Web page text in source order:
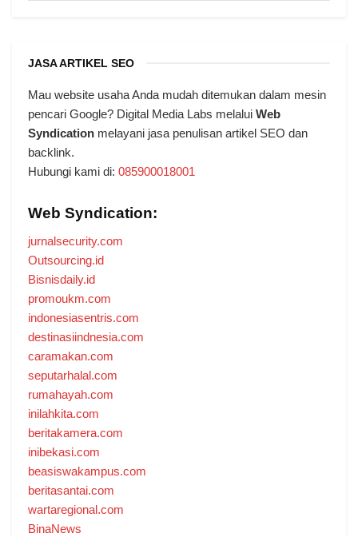
JASA ARTIKEL SEO
Mau website usaha Anda mudah ditemukan dalam mesin
pencari Google? Digital Media Labs melalui Web
Syndication melayani jasa penulisan artikel SEO dan
backlink.
Hubungi kami di: 085900018001
Web Syndication:
jurnalsecurity.com
Outsourcing.id
Bisnisdaily.id
promoukm.com
indonesiasentris.com
destinasiindnesia.com
caramakan.com
seputarhalal.com
rumahayah.com
inilahkita.com
beritakamera.com
inibekasi.com
beasiswakampus.com
beritasantai.com
wartaregional.com
BinaNews